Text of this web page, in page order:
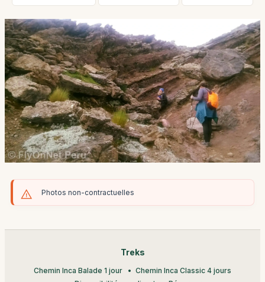
Photos non-contractuelles
Treks
Chemin Inca Balade 1 jour
Chemin Inca Classic 4 jours